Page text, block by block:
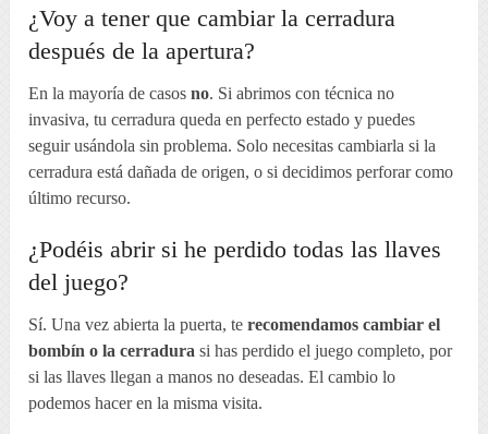
¿Voy a tener que cambiar la cerradura
después de la apertura?
En la mayoría de casosno. Si abrimos con técnica no
invasiva, tu cerradura queda en perfecto estado y puedes
seguir usándola sin problema. Solo necesitas cambiarla si la
cerradura está dañada de origen, o si decidimos perforar como
último recurso.
¿Podéis abrir si he perdido todas las llaves
del juego?
Sí. Una vez abierta la puerta, terecomendamos cambiar el
bombín o la cerradura si has perdido el juego completo, por
si las llaves llegan a manos no deseadas. El cambio lo
podemos hacer en la misma visita.